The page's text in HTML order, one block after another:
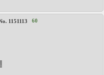
1151113 60